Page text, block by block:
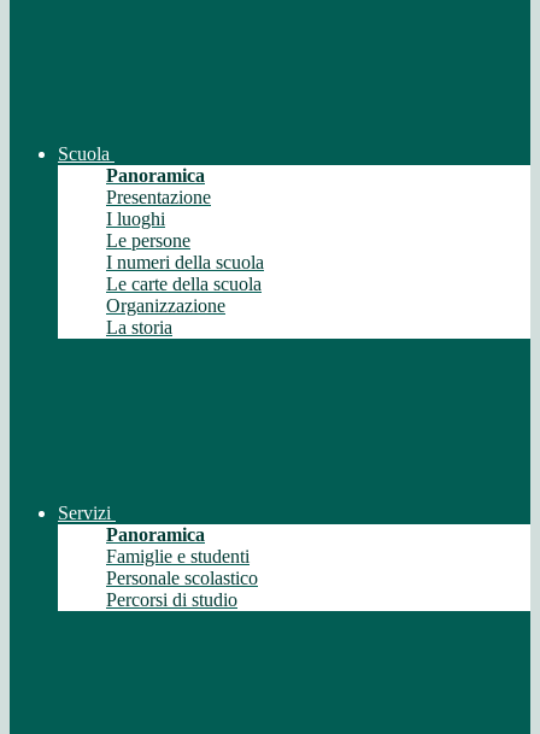
Scuola
Panoramica
Presentazione
I luoghi
Le persone
I numeri della scuola
Le carte della scuola
Organizzazione
La storia
Servizi
Panoramica
Famiglie e studenti
Personale scolastico
Percorsi di studio